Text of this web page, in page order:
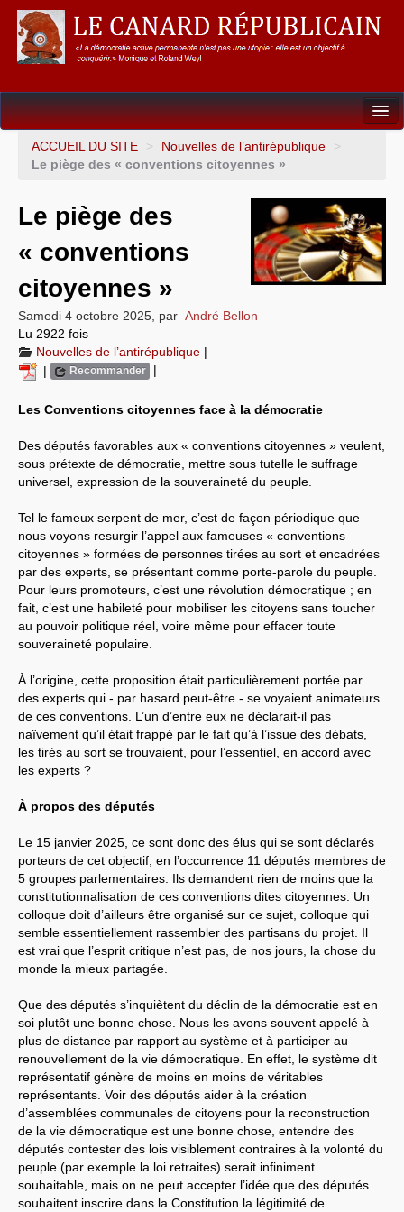
Dossiers
Points de repères
Un éléphant, ça trompe énormément !
Gouvernance mondiale & mondialisation
International
Résistances
Nouvelles de l’antirépublique
Guerre en Ukraine
ACCUEIL DU SITE > Nouvelles de l’antirépublique
>
Le piège des « conventions citoyennes »
Le piège des
« conventions
citoyennes »
Samedi 4 octobre 2025 par André Bellon
Lu 2922 fois
Nouvelles de l’antirépublique |
|
Recommander |
Les Conventions citoyennes face à la démocratie
Des députés favorables aux « conventions citoyennes » veulent,
sous prétexte de démocratie, mettre sous tutelle le suffrage
universel, expression de la souveraineté du peuple.
Tel le fameux serpent de mer, c’est de façon périodique que
nous voyons resurgir l’appel aux fameuses « conventions
citoyennes » formées de personnes tirées au sort et encadrées
par des experts, se présentant comme porte-parole du peuple.
Pour leurs promoteurs, c’est une révolution démocratique ; en
fait, c’est une habileté pour mobiliser les citoyens sans toucher
au pouvoir politique réel, voire même pour effacer toute
souveraineté populaire.
À l’origine, cette proposition était particulièrement portée par
des experts qui - par hasard peut-être - se voyaient animateurs
de ces conventions. L’un d’entre eux ne déclarait-il pas
naïvement qu’il était frappé par le fait qu’à l’issue des débats,
les tirés au sort se trouvaient, pour l’essentiel, en accord avec
les experts ?
À propos des députés
Le 15 janvier 2025, ce sont donc des élus qui se sont déclarés
porteurs de cet objectif, en l’occurrence 11 députés membres de
5 groupes parlementaires. Ils demandent rien de moins que la
constitutionnalisation de ces conventions dites citoyennes. Un
colloque doit d’ailleurs être organisé sur ce sujet, colloque qui
semble essentiellement rassembler des partisans du projet. Il
est vrai que l’esprit critique n’est pas, de nos jours, la chose du
monde la mieux partagée.
Que des députés s’inquiètent du déclin de la démocratie est en
soi plutôt une bonne chose. Nous les avons souvent appelé à
plus de distance par rapport au système et à participer au
renouvellement de la vie démocratique. En effet, le système dit
représentatif génère de moins en moins de véritables
représentants. Voir des députés aider à la création
d’assemblées communales de citoyens pour la reconstruction
de la vie démocratique est une bonne chose, entendre des
députés contester des lois visiblement contraires à la volonté du
peuple (par exemple la loi retraites) serait infiniment
souhaitable, mais on ne peut accepter l’idée que des députés
souhaitent inscrire dans la Constitution la légitimité de